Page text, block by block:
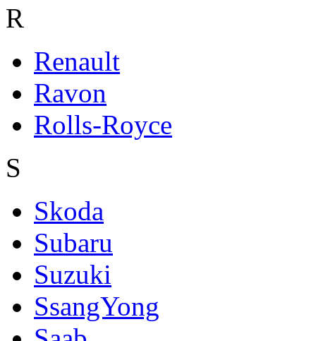
R
Renault
Ravon
Rolls-Royce
S
Skoda
Subaru
Suzuki
SsangYong